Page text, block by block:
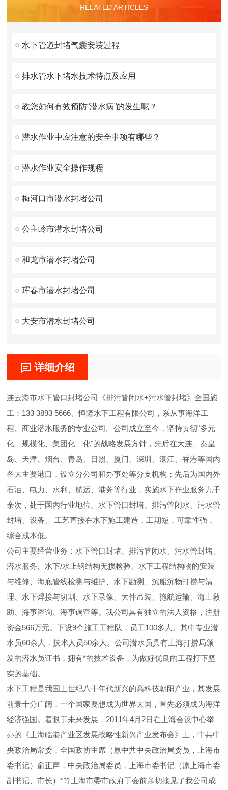
RELATED ARTICLES
水下管道封堵气囊安装过程
排水管水下堵水技术特点及应用
教您如何有效预防“潜水病”的发生呢？
潜水作业中应注意的安全事项有哪些？
潜水作业安全操作规程
梅河口市潜水封堵公司
公主岭市潜水封堵公司
和龙市潜水封堵公司
珲春市潜水封堵公司
大安市潜水封堵公司
详细介绍
连云港市水下管口封堵公司《排污管闭水+污水管封堵》全国施
工：133 3893 5666、恒隆水下工程有限公司，系从事海洋工
程、商业潜水服务的专业公司。公司成立至今，坚持贯彻"多元
化、规模化、集团化、化"的战略发展方针，先后在大连、秦皇
岛、天津、烟台、青岛、日照、厦门、深圳、湛江、香港等国内
各大主要港口，设立分公司和办事处等分支机构；先后为国内外
石油、电力、水利、航运、港务等行业，实施水下作业服务九千
余次，处于国内行业地位。水下管口封堵、排污管闭水、污水管
封堵、设备、 工艺直接在水下施工建造，工期短，可靠性强，
综合成本低。
公司主要经营业务：水下管口封堵、排污管闭水、污水管封堵、
潜水服务、水下/水上钢结构无损检验、水下工程结构物的安装
与维修、海底管线检测与维护、水下勘测、沉船沉物打捞与清
理、水下焊接与切割、水下录像、大件吊装、拖航运输、海上救
助、海事咨询、海事调查等。我公司具有独立的法人资格，注册
资金566万元。下设9个施工工程队，员工100多人。其中专业潜
水员60余人，技术人员50余人。公司潜水员具有上海打捞局颁
发的潜水员证书，拥有*的技术设备，为做好优良的工程打下坚
实的基础。
水下工程是我国上世纪八十年代新兴的高科技朝阳产业，其发展
前景十分广阔，一个国家要想成为世界大国，首先必须成为海洋
经济强国。着眼于未来发展，2011年4月2日在上海会议中心举
办的《上海临港产业区发展战略性新兴产业发布会》上，中共中
央政治局常委，全国政协主席（原中共中央政治局委员，上海市
委书记）俞正声，中央政治局委员，上海市委书记（原上海市委
副书记、市长）*等上海市委市政府于会前亲切接见了我公司成